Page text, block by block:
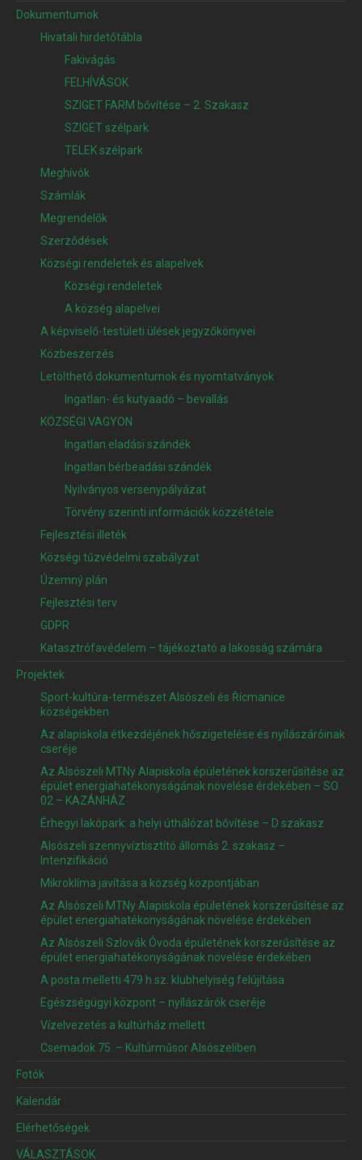
Dokumentumok
Hivatali hirdetőtábla
Fakivágás
FELHÍVÁSOK
SZIGET FARM bővítése – 2. Szakasz
SZIGET szélpark
TELEK szélpark
Meghívók
Számlák
Megrendelők
Szerződések
Községi rendeletek és alapelvek
Községi rendeletek
A község alapelvei
A képviselő-testületi ülések jegyzőkönyvei
Közbeszerzés
Letölthető dokumentumok és nyomtatványok
Ingatlan- és kutyaadó – bevallás
KÖZSÉGI VAGYON
Ingatlan eladási szándék
Ingatlan bérbeadási szándék
Nyilványos versenypályázat
Törvény szerinti információk közzététele
Fejlesztési illeték
Községi tűzvédelmi szabályzat
Územný plán
Fejlesztési terv
GDPR
Katasztrófavédelem – tájékoztató a lakosság számára
Projektek
Sport-kultúra-természet Alsószeli és Řícmanice
községekben
Az alapiskola étkezdéjének hőszigetelése és nyílászáróinak
cseréje
Az Alsószeli MTNy Alapiskola épületének korszerűsítése az
épület energiahatékonyságának növelése érdekében – SO
02 – KAZÁNHÁZ
Érhegyi lakópark: a helyi úthálózat bővítése – D szakasz
Alsószeli szennyvíztisztító állomás 2. szakasz –
Intenzifikáció
Mikroklíma javítása a község központjában
Az Alsószeli MTNy Alapiskola épületének korszerűsítése az
épület energiahatékonyságának növelése érdekében
Az Alsószeli Szlovák Óvoda épületének korszerűsítése az
épület energiahatékonyságának növelése érdekében
A posta melletti 479 h.sz. klubhelyiség felújítása
Egészségügyi központ – nyílászárók cseréje
Vízelvezetés a kultúrház mellett
Csemadok 75. – Kultúrműsor Alsószeliben
Fotók
Kalendár
Elérhetőségek
VÁLASZTÁSOK